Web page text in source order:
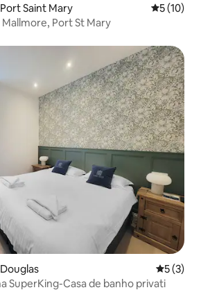
Saint Mary
5 (10)
Port St Mary
5 (3)
SuperKing-Casa de banho privati